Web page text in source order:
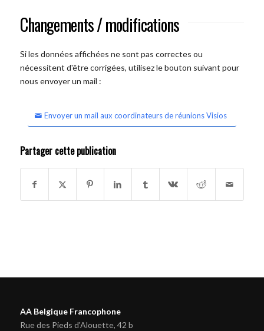
Changements / modifications
Si les données affichées ne sont pas correctes ou
nécessitent d'être corrigées, utilisez le bouton suivant pour
nous envoyer un mail :
Envoyer un mail aux coordinateurs de réunions Visios
Partager cette publication
AA Belgique Francophone
Rue des Pieds d'Alouette, 42 b